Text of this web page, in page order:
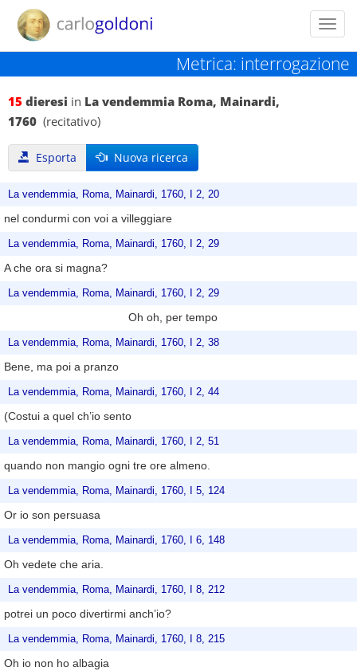
Metrica: interrogazione
15 dieresi in La vendemmia Roma, Mainardi,
1760 (recitativo)
Esporta Nuova ricerca
La vendemmia, Roma, Mainardi, 1760, I 2, 20
nel condurmi con voi a villeggiare
La vendemmia, Roma, Mainardi, 1760, I 2, 29
A che ora si magna?
La vendemmia, Roma, Mainardi, 1760, I 2, 29
Oh oh, per tempo
La vendemmia, Roma, Mainardi, 1760, I 2, 38
Bene, ma poi a pranzo
La vendemmia, Roma, Mainardi, 1760, I 2, 44
(Costui a quel ch’io sento
La vendemmia, Roma, Mainardi, 1760, I 2, 51
quando non mangio ogni tre ore almeno.
La vendemmia, Roma, Mainardi, 1760, I 5, 124
Or io son persuasa
La vendemmia, Roma, Mainardi, 1760, I 6, 148
Oh vedete che aria.
La vendemmia, Roma, Mainardi, 1760, I 8, 212
potrei un poco divertirmi anch’io?
La vendemmia, Roma, Mainardi, 1760, I 8, 215
Oh io non ho albagia